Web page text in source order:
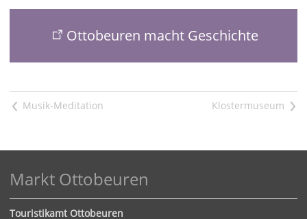
Ottobeuren macht Geschichte
< >
Markt Ottobeuren
Touristikamt Ottobeuren